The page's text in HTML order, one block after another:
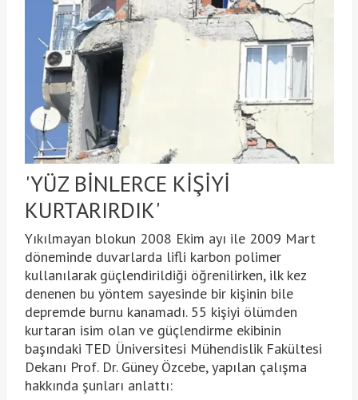
'YÜZ BİNLERCE KİŞİYİ
KURTARIRDIK'
Yıkılmayan blokun 2008 Ekim ayı ile 2009 Mart
döneminde duvarlarda lifli karbon polimer
kullanılarak güçlendirildiği öğrenilirken, ilk kez
denenen bu yöntem sayesinde bir kişinin bile
depremde burnu kanamadı. 55 kişiyi ölümden
kurtaran isim olan ve güçlendirme ekibinin
başındaki TED Üniversitesi Mühendislik Fakültesi
Dekanı Prof. Dr. Güney Özcebe, yapılan çalışma
hakkında şunları anlattı: